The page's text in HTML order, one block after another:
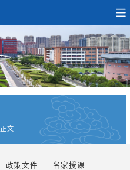
正文
政策文件 名家授课